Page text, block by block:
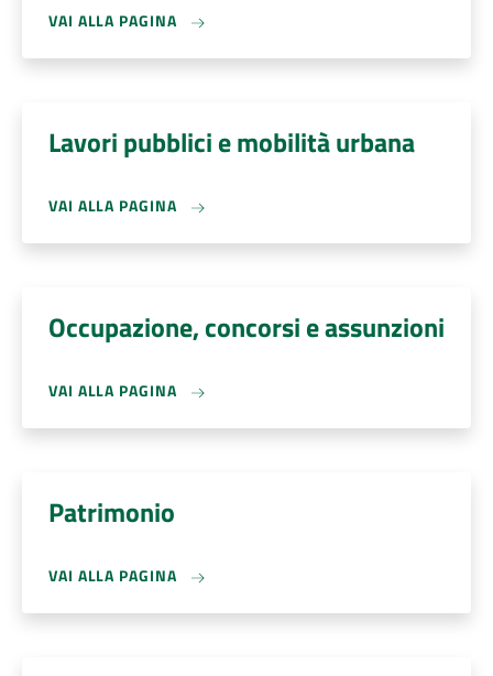
VAI ALLA PAGINA
Lavori pubblici e mobilità urbana
VAI ALLA PAGINA
Occupazione, concorsi e assunzioni
VAI ALLA PAGINA
Patrimonio
VAI ALLA PAGINA